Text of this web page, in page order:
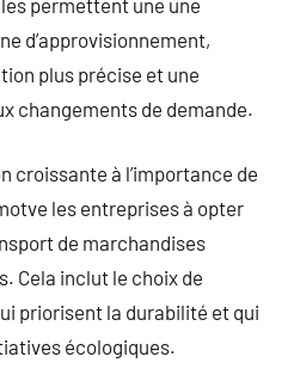
d’approvisionnement,
plus précise et une
changements de demande.
croissante à l’importance de
les entreprises à opter
de marchandises
Cela inclut le choix de
priorisent la durabilité et qui
écologiques.